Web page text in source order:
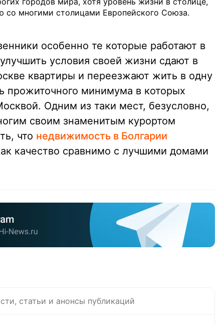
со многими столицами Европейского Союза.
особенно те которые работают в
условия своей жизни сдают в
квартиры и переезжают жить в одну
прожиточного минимума в которых
Одним из таки мест, безусловно,
своим знаменитым курортом
что недвижимость в Болгарии
качество сравнимо с лучшими домами
статьи и анонсы публикаций